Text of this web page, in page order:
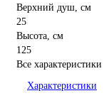
Верхний душ, см
25
Высота, см
125
Все характеристики
Характеристики